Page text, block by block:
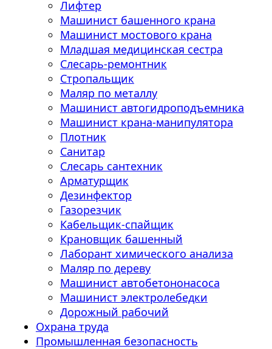
Лифтер
Машинист башенного крана
Машинист мостового крана
Младшая медицинская сестра
Слесарь-ремонтник
Стропальщик
Маляр по металлу
Машинист автогидроподъемника
Машинист крана-манипулятора
Плотник
Санитар
Слесарь сантехник
Арматурщик
Дезинфектор
Газорезчик
Кабельщик-спайщик
Крановщик башенный
Лаборант химического анализа
Маляр по дереву
Машинист автобетононасоса
Машинист электролебедки
Дорожный рабочий
Охрана труда
Промышленная безопасность